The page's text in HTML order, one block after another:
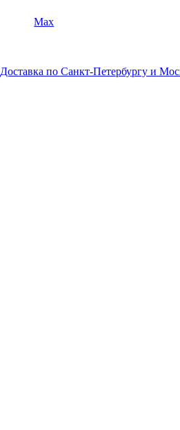
Max
Доставка по Санкт-Петербургу и